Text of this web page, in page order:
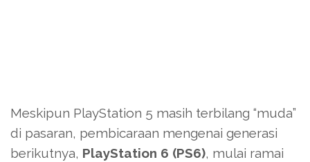
Meskipun PlayStation 5 masih terbilang “muda”
di pasaran, pembicaraan mengenai generasi
berikutnya, PlayStation 6 (PS6), mulai ramai